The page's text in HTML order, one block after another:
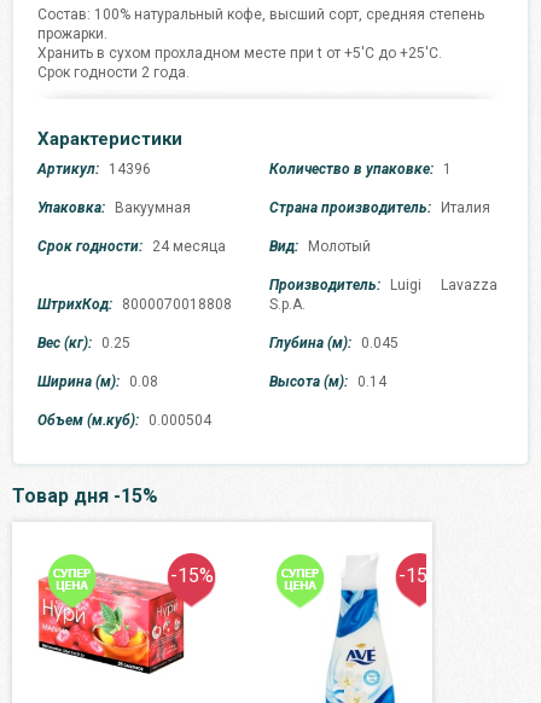
Состав: 100% натуральный кофе, высший сорт, средняя степень
прожарки.
Хранить в сухом прохладном месте при t от +5'C до +25'C.
Срок годности 2 года.
Характеристики
Артикул: 14396 Количество в упаковке: 1
Упаковка: Вакуумная Страна производитель: Италия
Срок годности: 24 месяца Вид: Молотый
ШтрихКод: 8000070018808
Производитель:
Luigi Lavazza
S.p.A.
Вес (кг): 0.25 Глубина (м): 0.045
Ширина (м): 0.08 Высота (м): 0.14
Объем (м.куб): 0.000504
Товар дня -15%
-15% -15%